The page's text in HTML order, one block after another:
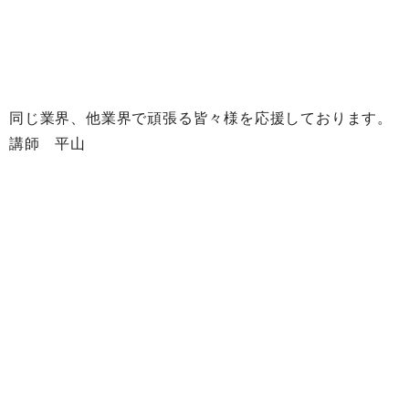
同じ業界、他業界で頑張る皆々様を応援しております。
講師 平山